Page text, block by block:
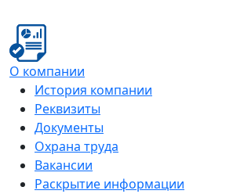
О компании
История компании
Реквизиты
Документы
Охрана труда
Вакансии
Раскрытие информации